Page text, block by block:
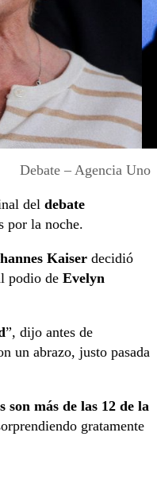
Debate – Agencia Uno
del debate
por la noche.
Kaiser decidió
podio de Evelyn
”, dijo antes de
un abrazo, justo pasada
son más de las 12 de la
gratamente